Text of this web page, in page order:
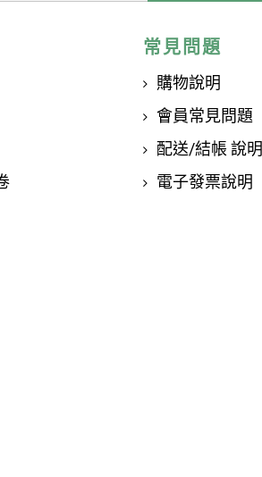
常見問題
購物說明
會員常見問題
配送/結帳 說明
電子發票說明